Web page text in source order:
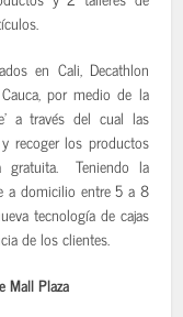
en Cali, Decathlon
por medio de la
a través del cual las
recoger los productos
gratuita. Teniendo la
a domicilio entre 5 a 8
tecnología de cajas
de los clientes.
Mall Plaza